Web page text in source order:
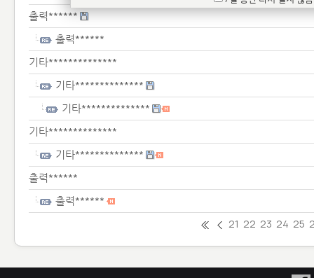
출력******
출력******
기타**************
기타**************
기타**************
기타**************
기타**************
출력******
출력******
21 22 23 24 25